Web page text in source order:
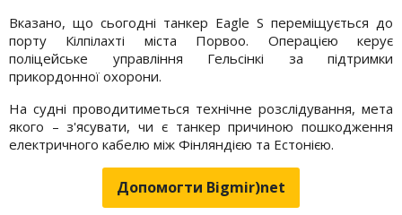
Вказано, що сьогодні танкер Eagle S переміщується до
порту Кілпілахті міста Порвоо. Операцією керує
поліцейське управління Гельсінкі за підтримки
прикордонної охорони.
На судні проводитиметься технічне розслідування, мета
якого – з'ясувати, чи є танкер причиною пошкодження
електричного кабелю між Фінляндією та Естонією.
Допомогти Bigmir)net